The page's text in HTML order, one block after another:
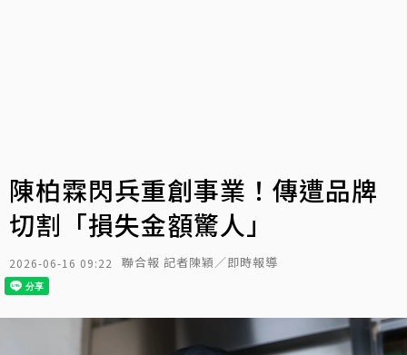
陳柏霖閃兵重創事業！傳遭品牌
切割「損失金額驚人」
2026-06-16 09:22 聯合報 記者陳穎／即時報導